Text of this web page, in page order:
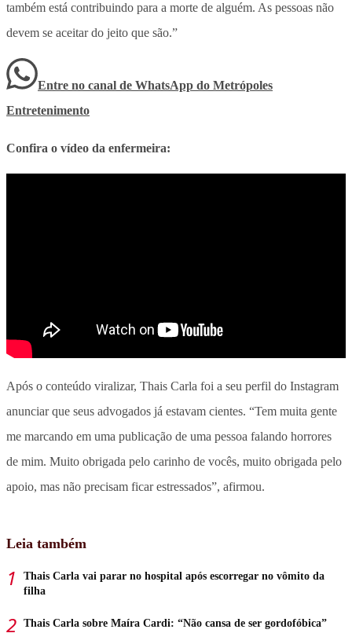
também está contribuindo para a morte de alguém. As pessoas não
devem se aceitar do jeito que são.”
Entre no canal de WhatsApp do Metrópoles
Entretenimento
Confira o vídeo da enfermeira:
Após o conteúdo viralizar, Thais Carla foi a seu perfil do Instagram
anunciar que seus advogados já estavam cientes. “Tem muita gente
me marcando em uma publicação de uma pessoa falando horrores
de mim. Muito obrigada pelo carinho de vocês, muito obrigada pelo
apoio, mas não precisam ficar estressados”, afirmou.
Leia também
Thais Carla vai parar no hospital após escorregar no vômito da
filha
Thais Carla sobre Maíra Cardi: “Não cansa de ser gordofóbica”